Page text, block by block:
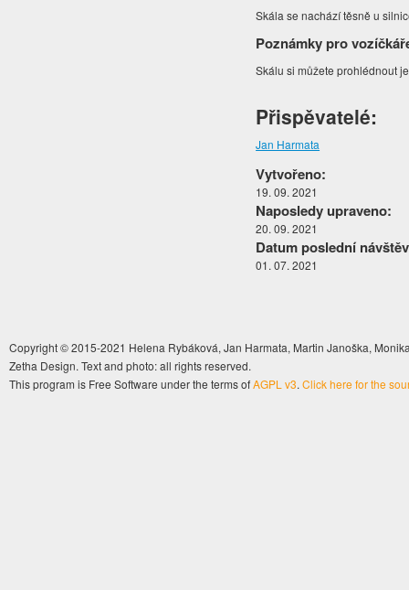
Skála se nachází těsně u
Poznámky pro
Skálu si můžete prohlédnout
Přispěvatelé:
Jan Harmata
Vytvořeno:
19. 09. 2021
Naposledy upraveno:
20. 09. 2021
Datum poslední
01. 07. 2021
Copyright © 2015-2021 Helena Rybáková, Jan Harmata, Martin Janoška,
Zetha Design. Text and photo: all rights reserved.
This program is Free Software under the terms ofAGPL v3. Click here for the